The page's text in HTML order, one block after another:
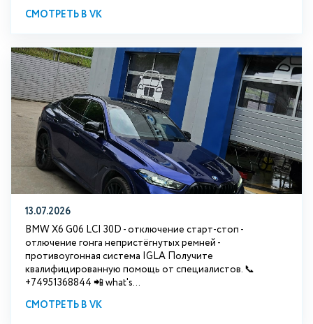
СМОТРЕТЬ В VK
13.07.2026
BMW X6 G06 LCI 30D - отключение старт-стоп -
отлючение гонга непристёгнутых ремней -
противоугонная система IGLA Получите
квалифицированную помощь от специалистов. 📞
+74951368844 📲 what's...
СМОТРЕТЬ В VK